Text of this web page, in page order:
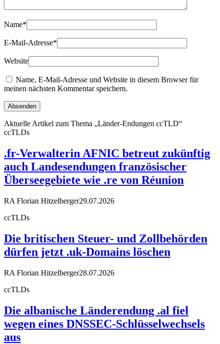
Name*
E-Mail-Adresse*
Website
Name, E-Mail-Adresse und Website in diesem Browser für
meinen nächsten Kommentar speichern.
Aktuelle Artikel zum Thema „Länder-Endungen ccTLD“
ccTLDs
.fr-Verwalterin AFNIC betreut zukünftig
auch Landesendungen französischer
Überseegebiete wie .re von Réunion
RA Florian Hitzelberger29.07.2026
ccTLDs
Die britischen Steuer- und Zollbehörden
dürfen jetzt .uk-Domains löschen
RA Florian Hitzelberger28.07.2026
ccTLDs
Die albanische Länderendung .al fiel
wegen eines DNSSEC-Schlüsselwechsels
aus